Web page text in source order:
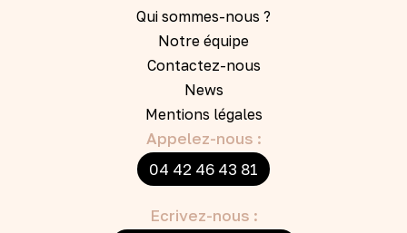
Qui sommes-nous ?
Notre équipe
Contactez-nous
News
Mentions légales
Appelez-nous :
04 42 46 43 81
Ecrivez-nous :